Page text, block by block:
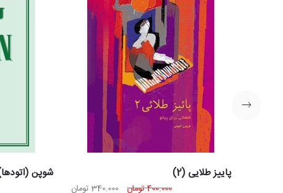
پاییز طلایی (2)
400.000تومان قیمت
340.000 تومان
شوپن